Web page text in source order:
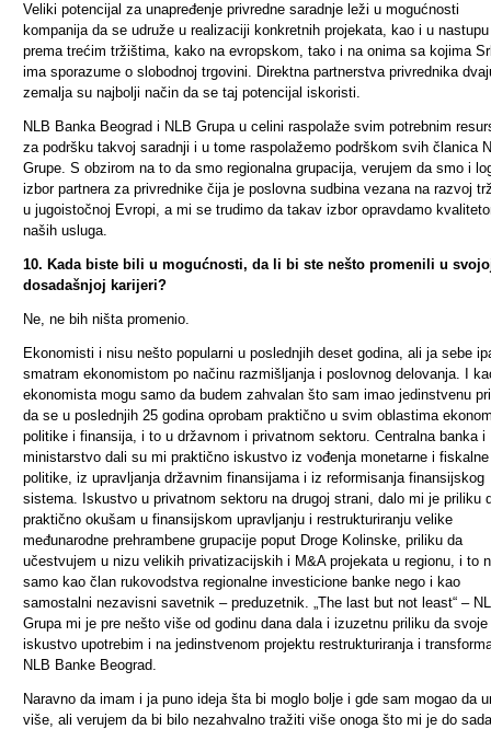
Veliki potencijal za unapređenje privredne saradnje leži u mogućnosti
kompanija da se udruže u realizaciji konkretnih projekata, kao i u nastupu
prema trećim tržištima, kako na evropskom, tako i na onima sa kojima
ima sporazume o slobodnoj trgovini. Direktna partnerstva privrednika
zemalja su najbolji način da se taj potencijal iskoristi.
NLB Banka Beograd i NLB Grupa u celini raspolaže svim potrebnim
za podršku takvoj saradnji i u tome raspolažemo podrškom svih članica
Grupe. S obzirom na to da smo regionalna grupacija, verujem da smo i
izbor partnera za privrednike čija je poslovna sudbina vezana na razvoj
u jugoistočnoj Evropi, a mi se trudimo da takav izbor opravdamo
naših usluga.
10. Kada biste bili u mogućnosti, da li bi ste nešto promenili u
dosadašnjoj karijeri?
Ne, ne bih ništa promenio.
Ekonomisti i nisu nešto popularni u poslednjih deset godina, ali ja sebe
smatram ekonomistom po načinu razmišljanja i poslovnog delovanja. I
ekonomista mogu samo da budem zahvalan što sam imao jedinstvenu
da se u poslednjih 25 godina oprobam praktično u svim oblastima
politike i finansija, i to u državnom i privatnom sektoru. Centralna banka i
ministarstvo dali su mi praktično iskustvo iz vođenja monetarne i fiskalne
politike, iz upravljanja državnim finansijama i iz reformisanja finansijskog
sistema. Iskustvo u privatnom sektoru na drugoj strani, dalo mi je priliku
praktično okušam u finansijskom upravljanju i restrukturiranju velike
međunarodne prehrambene grupacije poput Droge Kolinske, priliku da
učestvujem u nizu velikih privatizacijskih i M&A projekata u regionu, i to
samo kao član rukovodstva regionalne investicione banke nego i kao
samostalni nezavisni savetnik – preduzetnik. „The last but not least“ –
Grupa mi je pre nešto više od godinu dana dala i izuzetnu priliku da svoje
iskustvo upotrebim i na jedinstvenom projektu restrukturiranja i
NLB Banke Beograd.
Naravno da imam i ja puno ideja šta bi moglo bolje i gde sam mogao da
više, ali verujem da bi bilo nezahvalno tražiti više onoga što mi je do sada